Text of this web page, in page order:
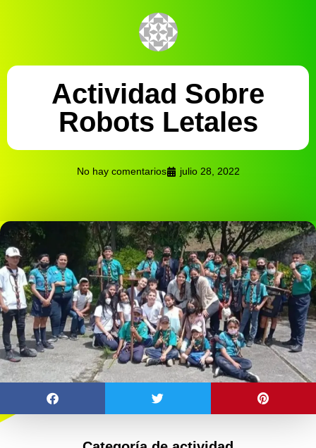
Actividad Sobre
Robots Letales
No hay comentarios julio 28, 2022